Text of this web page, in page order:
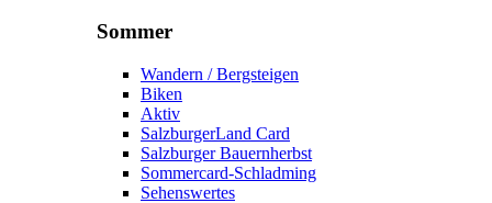
Sommer
Wandern / Bergsteigen
Biken
Aktiv
SalzburgerLand Card
Salzburger Bauernherbst
Sommercard-Schladming
Sehenswertes